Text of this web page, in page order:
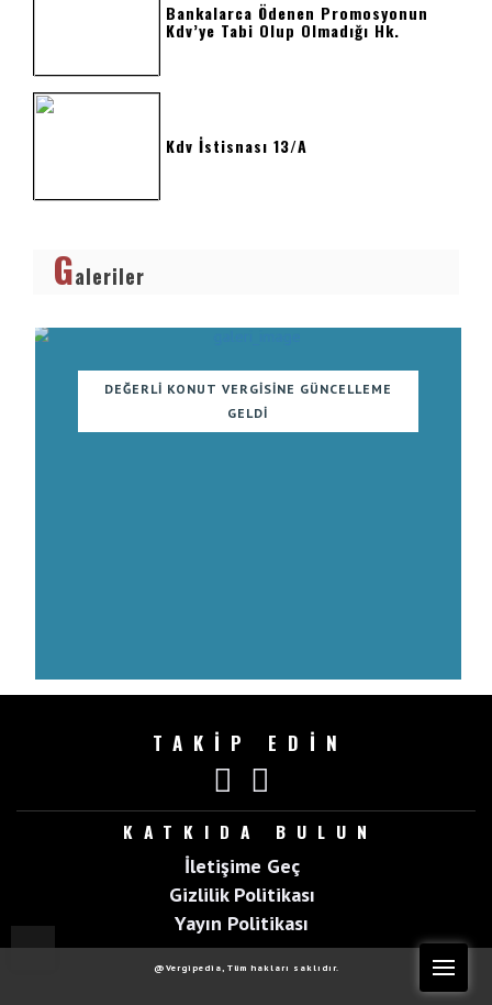
Bankalarca Ödenen Promosyonun
Kdv’ye Tabi Olup Olmadığı Hk.
Kdv İstisnası 13/a
Galeriler
DEĞERLI KONUT VERGISINE GÜNCELLEME
GELDI
TAKİP EDİN
KATKIDA BULUN
İletişime Geç
Gizlilik Politikası
Yayın Politikası
@Vergipedia, Tüm hakları saklıdır.